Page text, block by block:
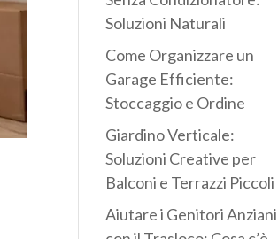
Soluzioni Naturali
Come Organizzare un
Garage Efficiente:
Stoccaggio e Ordine
Giardino Verticale:
Soluzioni Creative per
Balconi e Terrazzi Piccoli
Aiutare i Genitori Anziani